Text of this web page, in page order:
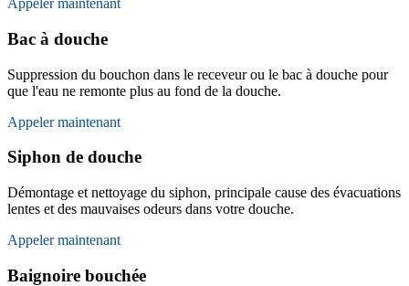
Appeler maintenant
Bac à douche
Suppression du bouchon dans le receveur ou le bac à douche pour
que l'eau ne remonte plus au fond de la douche.
Appeler maintenant
Siphon de douche
Démontage et nettoyage du siphon, principale cause des évacuations
lentes et des mauvaises odeurs dans votre douche.
Appeler maintenant
Baignoire bouchée